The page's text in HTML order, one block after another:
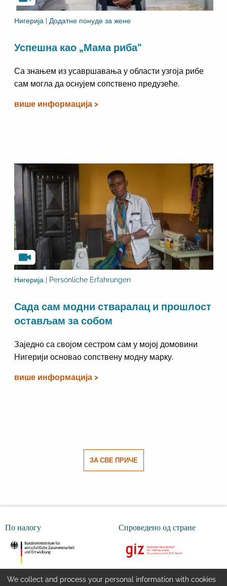
Нигерија | Додатне понуде за жене
Успешна као „Мама риба“
Са знањем из усавршавања у области узгоја рибе
сам могла да оснујем сопствено предузеће.
више информација >
Нигерија | Persönliche Erfahrungen
Сада сам модни стваралац и прошлост
остављам за собом
Заједно са својом сестром сам у мојој домовини
Нигерији основао сопствену модну марку.
више информација >
ЗА СВЕ ПРИЧЕ
По налогу Спроведено од стране
We collect and process your personal information with cookies